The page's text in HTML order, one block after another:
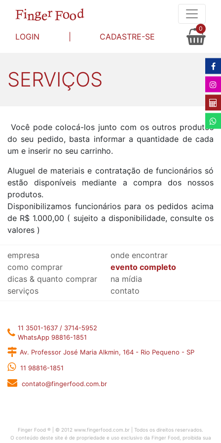
LOGIN CADASTRE-SE
0
SERVIÇOS
Você pode colocá-los junto com os outros produtos
do seu pedido, basta informar a quantidade de cada
um e inserir no seu carrinho.
Aluguel de materiais e contratação de funcionários só
estão disponíveis mediante a compra dos nossos
produtos.
Disponibilizamos funcionários para os pedidos acima
de R$ 1.000,00 ( sujeito a disponibilidade, consulte os
valores )
empresa
onde encontrar
como comprar
evento completo
dicas & quanto comprar
na mídia
serviços
contato
11 3501-1637 / 3714-5952
WhatsApp 98816-1851
Av. Professor José Maria Alkmin, 164 - Rio Pequeno - SP
11 98816-1851
contato@fingerfood.com.br
Finger Food ® | © 2012 www.fingerfood.com.br | Todos os direitos reservados.
O conteúdo deste site é de propriedade e uso exclusivo da Finger Food, proibida sua